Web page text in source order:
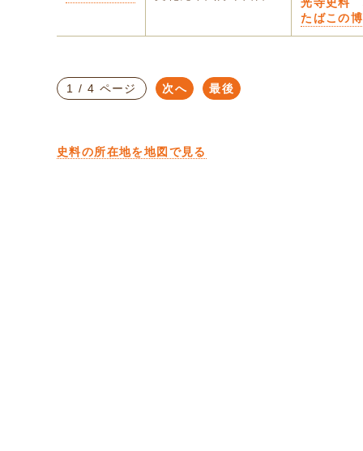
光寺史料
たばこの
1 / 4 ページ 次へ 最後
史料の所在地を地図で見る